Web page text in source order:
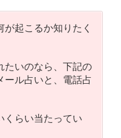
起こるか知りたく
たいのなら、下記の
ール占いと、電話占
くらい当たってい